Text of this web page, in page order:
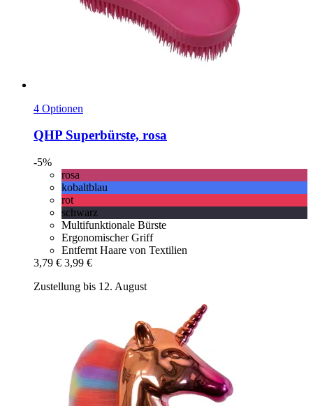
4 Optionen
QHP Superbürste, rosa
-5%
rosa
kobaltblau
rot
schwarz
Multifunktionale Bürste
Ergonomischer Griff
Entfernt Haare von Textilien
3,79 € 3,99 €
Zustellung bis 12. August